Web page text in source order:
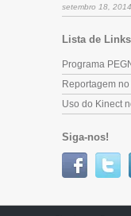
setembro 18, 2014
Lista de Links
Programa
Reportagem
Uso do Kinect
Siga-nos!